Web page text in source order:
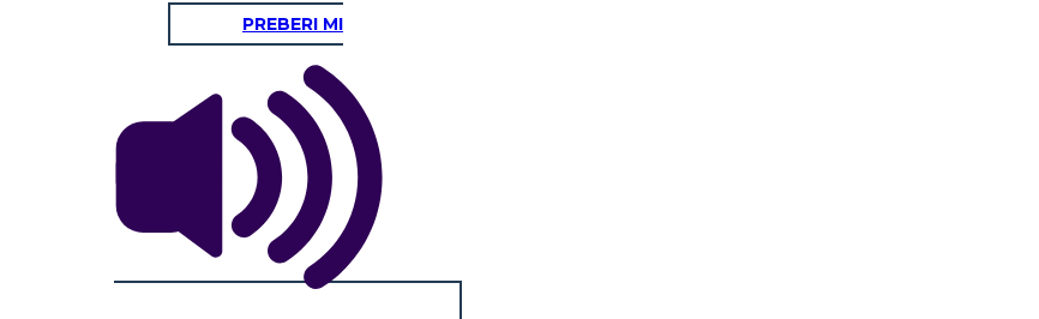
PREBERI MI